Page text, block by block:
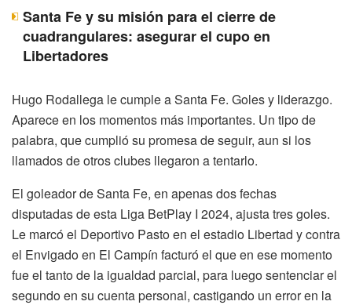
Santa Fe y su misión para el cierre de
cuadrangulares: asegurar el cupo en
Libertadores
Hugo Rodallega le cumple a Santa Fe. Goles y liderazgo.
Aparece en los momentos más importantes. Un tipo de
palabra, que cumplió su promesa de seguir, aun si los
llamados de otros clubes llegaron a tentarlo.
El goleador de Santa Fe, en apenas dos fechas
disputadas de esta Liga BetPlay I 2024, ajusta tres goles.
Le marcó el Deportivo Pasto en el estadio Libertad y contra
el Envigado en El Campín facturó el que en ese momento
fue el tanto de la igualdad parcial, para luego sentenciar el
segundo en su cuenta personal, castigando un error en la